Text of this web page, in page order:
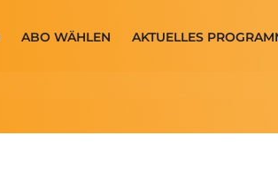
ABO WÄHLEN AKTUELLES